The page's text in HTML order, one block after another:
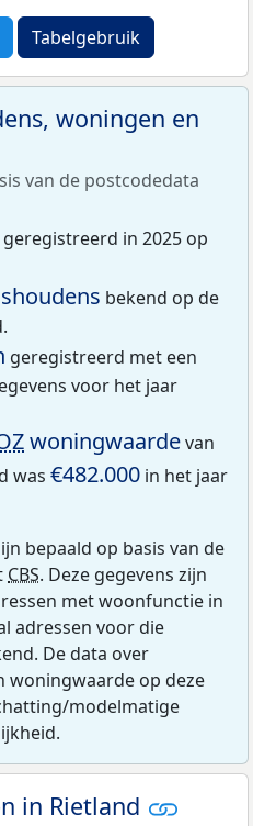
Tabelgebruik
woningen en
van de postcodedata
geregistreerd in 2025 op
bekend op de
geregistreerd met een
voor het jaar
woningwaardevan
was €482.000 in het jaar
bepaald op basis van de
CBS. Deze gegevens zijn
met woonfunctie in
adressen voor die
De data over
woningwaarde op deze
modelmatige
in Rietland